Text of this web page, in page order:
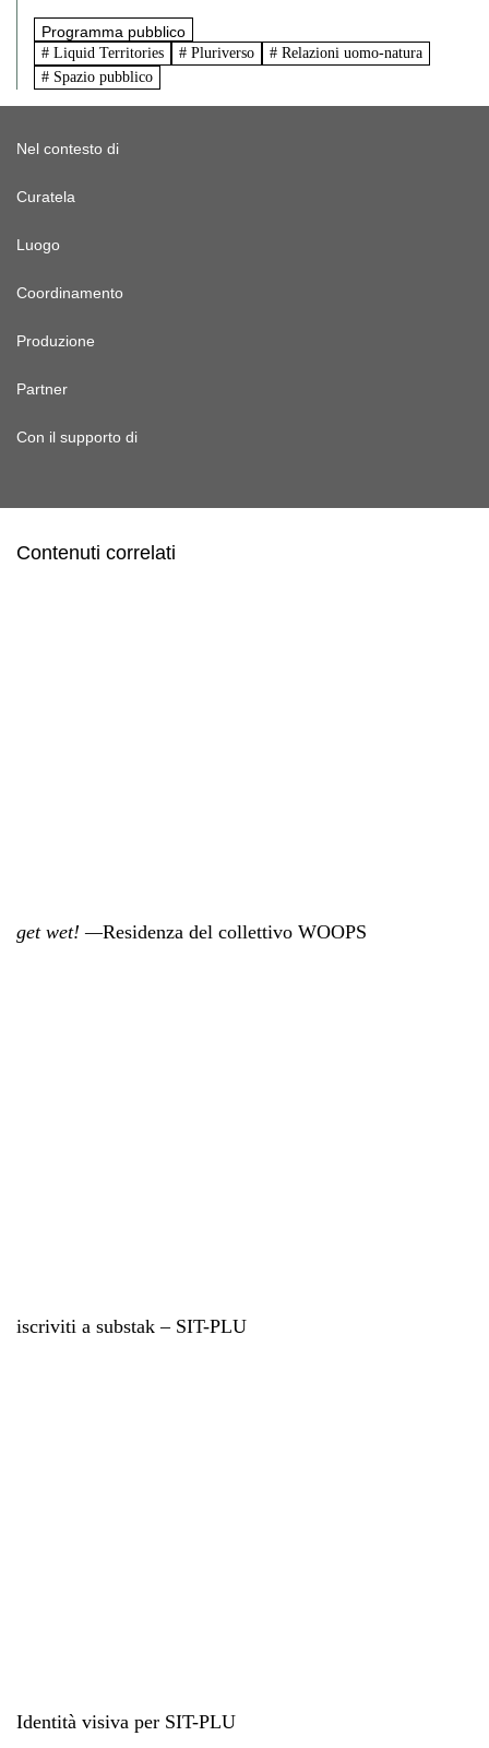
Programma pubblico
# Liquid Territories # Pluriverso
# Relazioni uomo-natura
# Spazio pubblico
Nel contesto di
Curatela
Luogo
Coordinamento
Produzione
Partner
Con il supporto di
Contenuti correlati
get wet! —Residenza del collettivo WOOPS
iscriviti a substak – SIT-PLU
Identità visiva per SIT-PLU